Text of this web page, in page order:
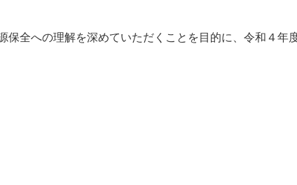
全への理解を深めていただくことを目的に、令和４年